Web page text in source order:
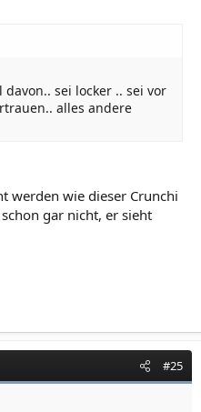
sei locker .. sei vor
alles andere
werden wie dieser Crunchi
gar nicht, er sieht
#25